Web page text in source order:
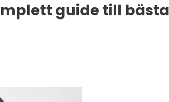
guide till bästa